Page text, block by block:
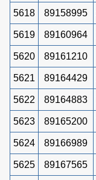
5618 89158995
5619 89160964
5620 89161210
5621 89164429
5622 89164883
5623 89165200
5624 89166989
5625 89167565